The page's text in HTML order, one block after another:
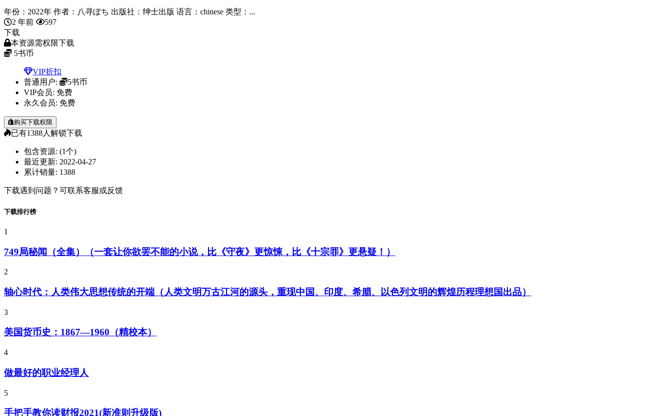
年份：2022年 作者：八寻ぽち 出版社：绅士出版 语言：chinese 类型：...
2 年前
597
下载
本资源需权限下载
5书币
VIP折扣
普通用户:
5书币
VIP会员: 免费
永久会员: 免费
购买下载权限
已有1388人解锁下载
包含资源: (1个)
最近更新: 2022-04-27
累计销量: 1388
下载遇到问题？可联系客服或反馈
下载排行榜
1
749局秘闻（全集）（一套让你欲罢不能的小说，比《守夜》更惊悚，比《十宗罪》更悬疑！）
2
轴心时代：人类伟大思想传统的开端（人类文明万古江河的源头，重现中国、印度、希腊、以色列文明的辉煌历程理想国出品）
3
美国货币史：1867—1960（精校本）
4
做最好的职业经理人
5
手把手教你读财报2021(新准则升级版)